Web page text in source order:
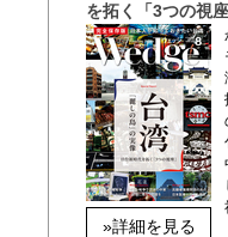
を拓く「3つの視座
»詳細を見る